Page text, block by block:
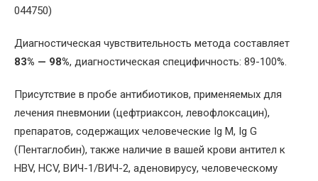
044750)
Диагностическая чувствительность метода составляет
83% — 98%, диагностическая специфичность: 89-100%.
Присутствие в пробе антибиотиков, применяемых для
лечения пневмонии (цефтриаксон, левофлоксацин),
препаратов, содержащих человеческие Ig M, Ig G
(Пентаглобин), также наличие в вашей крови антител к
HBV, HCV, ВИЧ-1/ВИЧ-2, аденовирусу, человеческому